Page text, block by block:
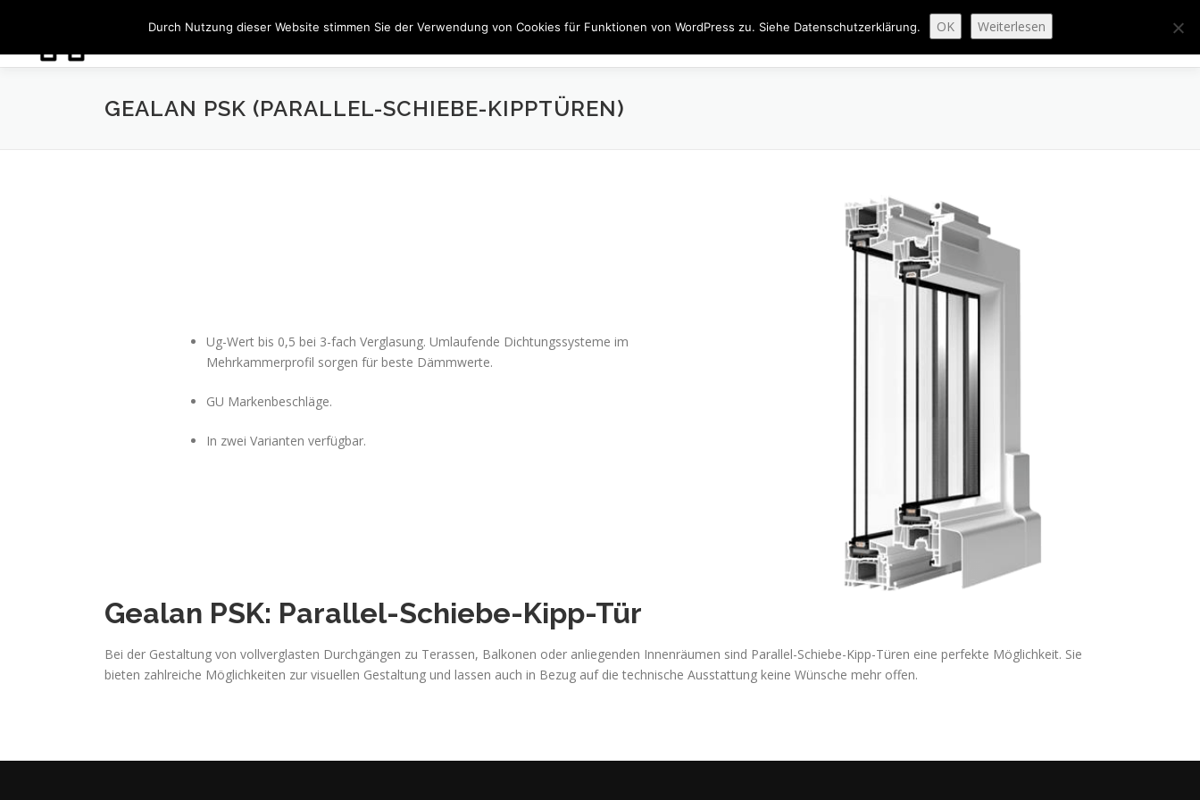
springen
JOBS FENSTER TÜREN BESCHATTUNG INNENAUSBAU ABGESCHLOSSENE PROJEKTE
GEALAN PSK (PARALLEL-SCHIEBE-KIPPTÜREN)
Ug-Wert bis 0,5 bei 3-fach Verglasung. Umlaufende Dichtungssysteme im
Mehrkammerprofil sorgen für beste Dämmwerte.
GU Markenbeschläge.
In zwei Varianten verfügbar.
Gealan PSK: Parallel-Schiebe-Kipp-Tür
Bei der Gestaltung von vollverglasten Durchgängen zu Terassen, Balkonen oder anliegenden Innenräumen sind Parallel-Schiebe-Kipp-Türen eine perfekte Möglichkeit. Sie
bieten zahlreiche Möglichkeiten zur visuellen Gestaltung und lassen auch in Bezug auf die technische Ausstattung keine Wünsche mehr offen.
Durch Nutzung dieser Website stimmen Sie der Verwendung von Cookies für Funktionen von WordPress zu. Siehe Datenschutzerklärung. OK Weiterlesen